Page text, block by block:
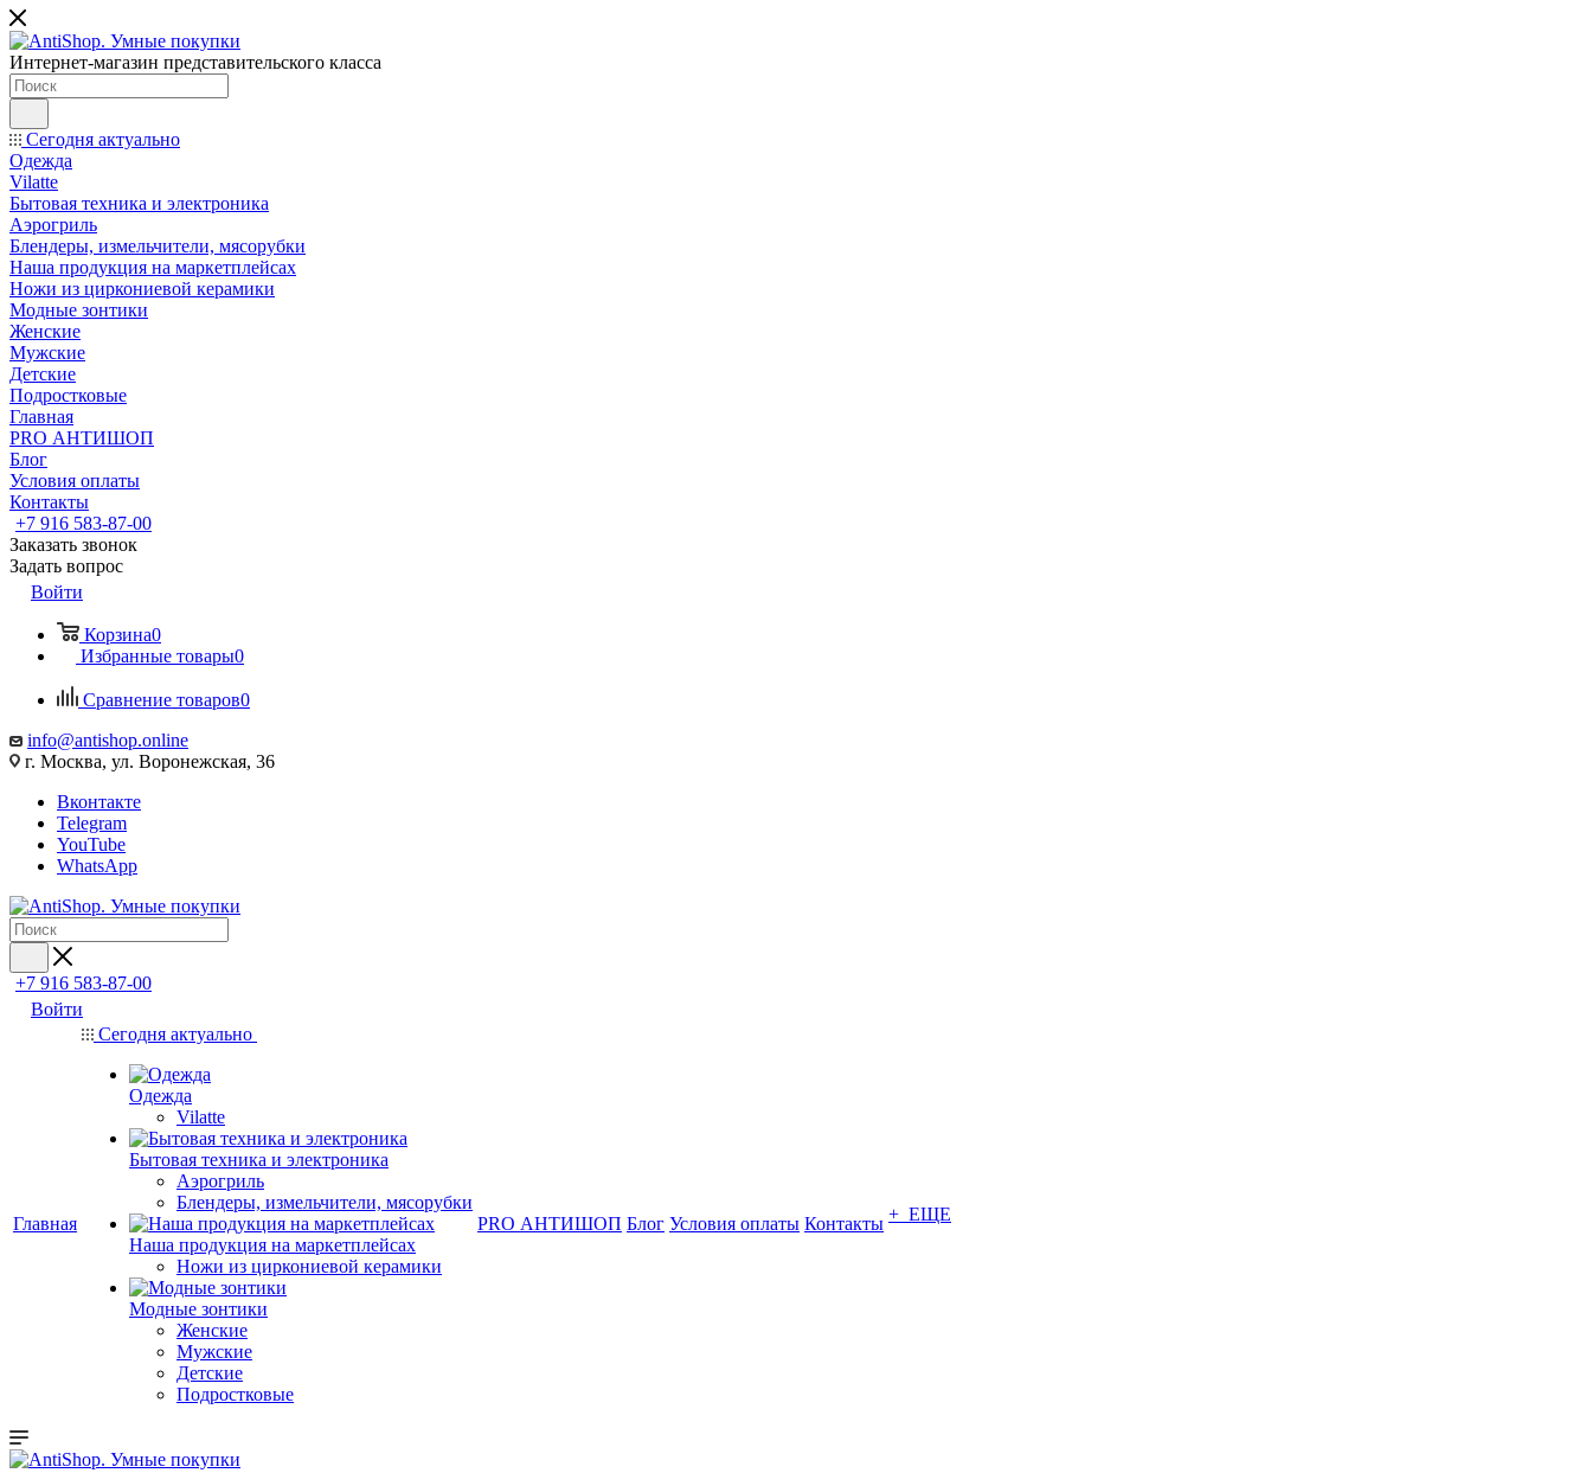
Интернет-магазин представительского класса
Сегодня актуально
Одежда
Vilatte
Бытовая техника и электроника
Аэрогриль
Блендеры, измельчители, мясорубки
Наша продукция на маркетплейсах
Ножи из циркониевой керамики
Модные зонтики
Женские
Мужские
Детские
Подростковые
Главная
PRO АНТИШОП
Блог
Условия оплаты
Контакты
+7 916 583-87-00
Заказать звонок
Задать вопрос
Войти
Корзина0
Избранные товары0
Сравнение товаров0
info@antishop.online
г. Москва, ул. Воронежская, 36
Вконтакте
Telegram
YouTube
WhatsApp
+7 916 583-87-00
Войти
Главная
Сегодня актуально
Одежда
Vilatte
Бытовая техника и электроника
Аэрогриль
Блендеры, измельчители, мясорубки
Наша продукция на маркетплейсах
Ножи из циркониевой керамики
Модные зонтики
Женские
Мужские
Детские
Подростковые
PRO АНТИШОП Блог Условия оплаты Контакты + ЕЩЕ